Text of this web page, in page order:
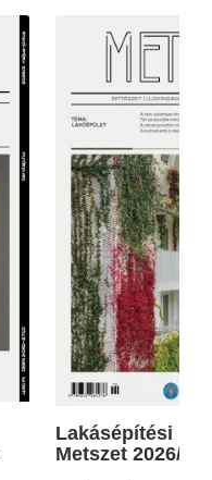
Lakásépítési
Metszet 2026/2.